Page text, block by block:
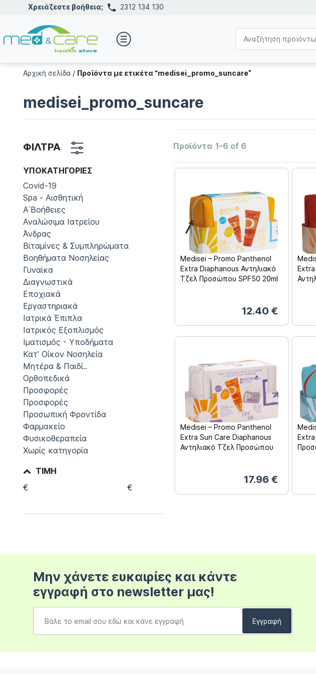
Χρειάζεστε βοήθεια; 2312 134 130
Αρχική σελίδα/ Προϊόντα με ετικέτα “medisei_promo_suncare”
medisei_promo_suncare
ΦΙΛΤΡΑ
ΥΠΟΚΑΤΗΓΟΡΊΕΣ
Covid-19
Spa - Αισθητική
Α΄Βοήθειες
Αναλώσιμα Ιατρείου
Άνδρας
Βιταμίνες & Συμπληρώματα
Βοηθήματα Νοσηλείας
Γυναίκα
Διαγνωστικά
Εποχιακά
Εργαστηριακά
Ιατρικά Έπιπλα
Ιατρικός Εξοπλισμός
Ιματισμός - Υποδήματα
Κατ' Οίκον Νοσηλεία
Μητέρα & Παιδί..
Ορθοπεδικά
Προσφορές
Προσφορές
Προσωπική Φροντίδα
Φαρμακείο
Φυσικοθεραπεία
Χωρίς κατηγορία
ΤΙΜΉ
€
€
Προϊόντα 1–6 of 6
Medisei – Promo Panthenol
Extra Diaphanous Αντηλιακό
Τζελ Προσώπου SPF50 20ml
12.40 €
Medisei – Promo Panthenol
Extra Sun Care Diaphanous
Αντηλιακό Τζελ Προσώπου
17.96 €
Μην χάνετε ευκαιρίες και κάντε
εγγραφή στο newsletter μας!